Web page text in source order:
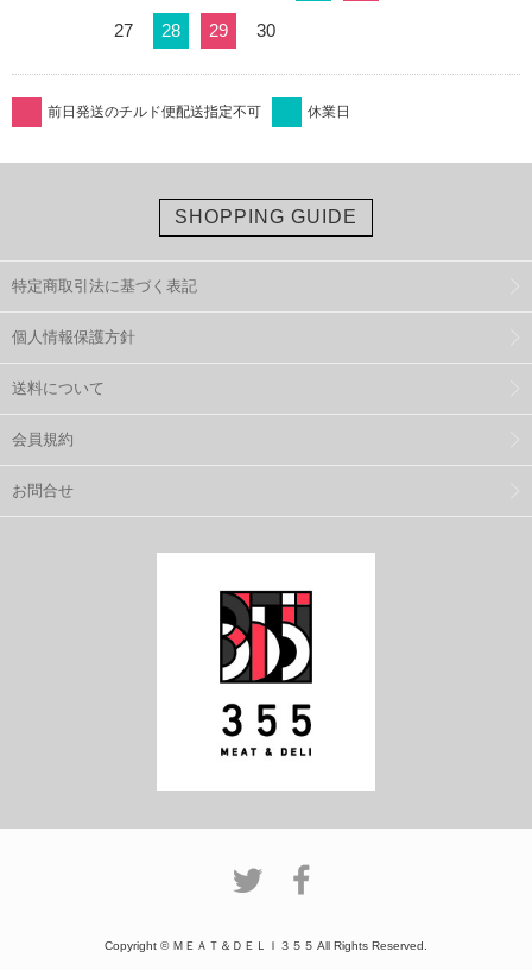
27 28 29 30
前日発送のチルド便配送指定不可 休業日
SHOPPING GUIDE
特定商取引法に基づく表記
個人情報保護方針
送料について
会員規約
お問合せ
Copyright © ＭＥＡＴ＆ＤＥＬＩ３５５ All Rights Reserved.